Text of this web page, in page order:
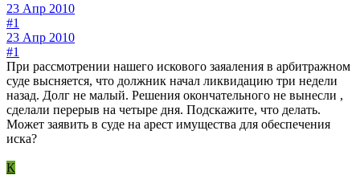
23 Апр 2010
#1
23 Апр 2010
#1
При рассмотрении нашего искового заяаления в арбитражном
суде высняется, что должник начал ликвидацию три недели
назад. Долг не малый. Решения окончательного не вынесли ,
сделали перерыв на четыре дня. Подскажите, что делать.
Может заявить в суде на арест имущества для обеспечения
иска?
К